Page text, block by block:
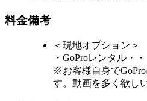
料金備考
＜現地オプション＞
・GoProレンタル・
※お客様自身で
す。動画を多く欲し